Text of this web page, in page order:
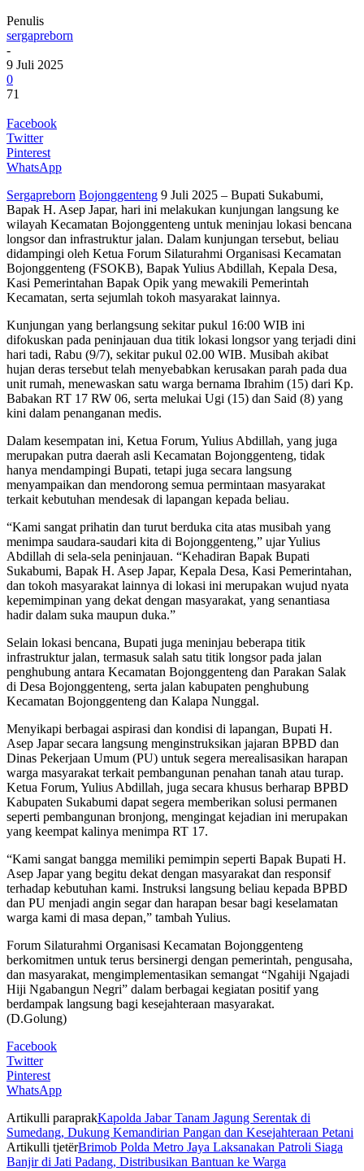
Penulis
sergapreborn
-
9 Juli 2025
0
71
Facebook
Twitter
Pinterest
WhatsApp
Sergapreborn Bojonggenteng 9 Juli 2025 – Bupati Sukabumi,
Bapak H. Asep Japar, hari ini melakukan kunjungan langsung ke
wilayah Kecamatan Bojonggenteng untuk meninjau lokasi bencana
longsor dan infrastruktur jalan. Dalam kunjungan tersebut, beliau
didampingi oleh Ketua Forum Silaturahmi Organisasi Kecamatan
Bojonggenteng (FSOKB), Bapak Yulius Abdillah, Kepala Desa,
Kasi Pemerintahan Bapak Opik yang mewakili Pemerintah
Kecamatan, serta sejumlah tokoh masyarakat lainnya.
Kunjungan yang berlangsung sekitar pukul 16:00 WIB ini
difokuskan pada peninjauan dua titik lokasi longsor yang terjadi dini
hari tadi, Rabu (9/7), sekitar pukul 02.00 WIB. Musibah akibat
hujan deras tersebut telah menyebabkan kerusakan parah pada dua
unit rumah, menewaskan satu warga bernama Ibrahim (15) dari Kp.
Babakan RT 17 RW 06, serta melukai Ugi (15) dan Said (8) yang
kini dalam penanganan medis.
Dalam kesempatan ini, Ketua Forum, Yulius Abdillah, yang juga
merupakan putra daerah asli Kecamatan Bojonggenteng, tidak
hanya mendampingi Bupati, tetapi juga secara langsung
menyampaikan dan mendorong semua permintaan masyarakat
terkait kebutuhan mendesak di lapangan kepada beliau.
“Kami sangat prihatin dan turut berduka cita atas musibah yang
menimpa saudara-saudari kita di Bojonggenteng,” ujar Yulius
Abdillah di sela-sela peninjauan. “Kehadiran Bapak Bupati
Sukabumi, Bapak H. Asep Japar, Kepala Desa, Kasi Pemerintahan,
dan tokoh masyarakat lainnya di lokasi ini merupakan wujud nyata
kepemimpinan yang dekat dengan masyarakat, yang senantiasa
hadir dalam suka maupun duka.”
Selain lokasi bencana, Bupati juga meninjau beberapa titik
infrastruktur jalan, termasuk salah satu titik longsor pada jalan
penghubung antara Kecamatan Bojonggenteng dan Parakan Salak
di Desa Bojonggenteng, serta jalan kabupaten penghubung
Kecamatan Bojonggenteng dan Kalapa Nunggal.
Menyikapi berbagai aspirasi dan kondisi di lapangan, Bupati H.
Asep Japar secara langsung menginstruksikan jajaran BPBD dan
Dinas Pekerjaan Umum (PU) untuk segera merealisasikan harapan
warga masyarakat terkait pembangunan penahan tanah atau turap.
Ketua Forum, Yulius Abdillah, juga secara khusus berharap BPBD
Kabupaten Sukabumi dapat segera memberikan solusi permanen
seperti pembangunan bronjong, mengingat kejadian ini merupakan
yang keempat kalinya menimpa RT 17.
“Kami sangat bangga memiliki pemimpin seperti Bapak Bupati H.
Asep Japar yang begitu dekat dengan masyarakat dan responsif
terhadap kebutuhan kami. Instruksi langsung beliau kepada BPBD
dan PU menjadi angin segar dan harapan besar bagi keselamatan
warga kami di masa depan,” tambah Yulius.
Forum Silaturahmi Organisasi Kecamatan Bojonggenteng
berkomitmen untuk terus bersinergi dengan pemerintah, pengusaha,
dan masyarakat, mengimplementasikan semangat “Ngahiji Ngajadi
Hiji Ngabangun Negri” dalam berbagai kegiatan positif yang
berdampak langsung bagi kesejahteraan masyarakat.
(D.Golung)
Facebook
Twitter
Pinterest
WhatsApp
Artikulli paraprakKapolda Jabar Tanam Jagung Serentak di
Sumedang, Dukung Kemandirian Pangan dan Kesejahteraan Petani
Artikulli tjetërBrimob Polda Metro Jaya Laksanakan Patroli Siaga
Banjir di Jati Padang, Distribusikan Bantuan ke Warga